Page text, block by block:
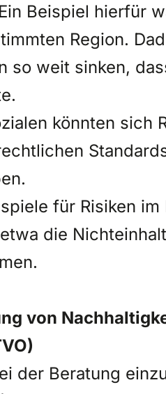
Beispiel hierfür
Region.
so weit sinken,
könnten sich
für Risiken
die
von
der Beratung